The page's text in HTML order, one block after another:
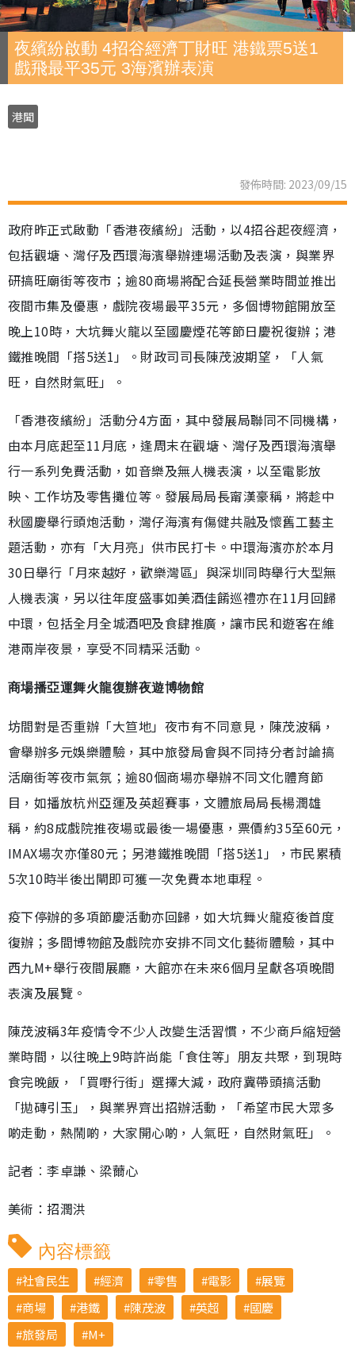
夜繽紛啟動 4招谷經濟丁財旺 港鐵票5送1
戲飛最平35元 3海濱辦表演
港聞
發佈時間: 2023/09/15
政府昨正式啟動「香港夜繽紛」活動，以4招谷起夜經濟，
包括觀塘、灣仔及西環海濱舉辦連場活動及表演，與業界
研搞旺廟街等夜市；逾80商場將配合延長營業時間並推出
夜間市集及優惠，戲院夜場最平35元，多個博物館開放至
晚上10時，大坑舞火龍以至國慶煙花等節日慶祝復辦；港
鐵推晚間「搭5送1」。財政司司長陳茂波期望，「人氣
旺，自然財氣旺」。
「香港夜繽紛」活動分4方面，其中發展局聯同不同機構，
由本月底起至11月底，逢周末在觀塘、灣仔及西環海濱舉
行一系列免費活動，如音樂及無人機表演，以至電影放
映、工作坊及零售攤位等。發展局局長甯漢豪稱，將趁中
秋國慶舉行頭炮活動，灣仔海濱有傷健共融及懷舊工藝主
題活動，亦有「大月亮」供市民打卡。中環海濱亦於本月
30日舉行「月來越好，歡樂灣區」與深圳同時舉行大型無
人機表演，另以往年度盛事如美酒佳餚巡禮亦在11月回歸
中環，包括全月全城酒吧及食肆推廣，讓市民和遊客在維
港兩岸夜景，享受不同精采活動。
商場播亞運舞火龍復辦夜遊博物館
坊間對是否重辦「大笪地」夜市有不同意見，陳茂波稱，
會舉辦多元娛樂體驗，其中旅發局會與不同持分者討論搞
活廟街等夜市氣氛；逾80個商場亦舉辦不同文化體育節
目，如播放杭州亞運及英超賽事，文體旅局局長楊潤雄
稱，約8成戲院推夜場或最後一場優惠，票價約35至60元，
IMAX場次亦僅80元；另港鐵推晚間「搭5送1」，市民累積
5次10時半後出閘即可獲一次免費本地車程。
疫下停辦的多項節慶活動亦回歸，如大坑舞火龍疫後首度
復辦；多間博物館及戲院亦安排不同文化藝術體驗，其中
西九M+舉行夜間展廳，大館亦在未來6個月呈獻各項晚間
表演及展覽。
陳茂波稱3年疫情令不少人改變生活習慣，不少商戶縮短營
業時間，以往晚上9時許尚能「食住等」朋友共聚，到現時
食完晚飯，「買嘢行街」選擇大減，政府冀帶頭搞活動
「拋磚引玉」，與業界齊出招辦活動，「希望市民大眾多
啲走動，熱鬧啲，大家開心啲，人氣旺，自然財氣旺」。
記者︰李卓謙、梁薾心
美術：招潤洪
內容標籤
社會民生 經濟 零售 電影
展覽
商場
港鐵 陳茂波 英超
國慶
旅發局
M+